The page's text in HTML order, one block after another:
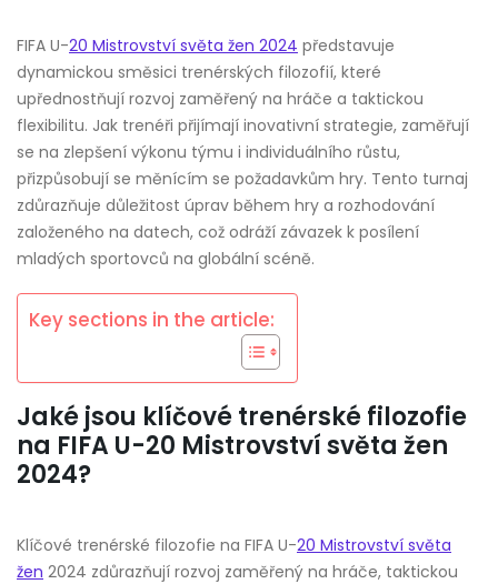
FIFA U-20 Mistrovství světa žen 2024 představuje
dynamickou směsici trenérských filozofií, které
upřednostňují rozvoj zaměřený na hráče a taktickou
flexibilitu. Jak trenéři přijímají inovativní strategie, zaměřují
se na zlepšení výkonu týmu i individuálního růstu,
přizpůsobují se měnícím se požadavkům hry. Tento turnaj
zdůrazňuje důležitost úprav během hry a rozhodování
založeného na datech, což odráží závazek k posílení
mladých sportovců na globální scéně.
Key sections in the article:
Jaké jsou klíčové trenérské filozofie
na FIFA U-20 Mistrovství světa žen
2024?
Klíčové trenérské filozofie na FIFA U-20 Mistrovství světa
žen 2024 zdůrazňují rozvoj zaměřený na hráče, taktickou